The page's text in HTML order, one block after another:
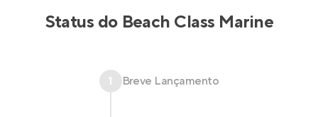
Status do Beach Class Marine
1 Breve Lançamento